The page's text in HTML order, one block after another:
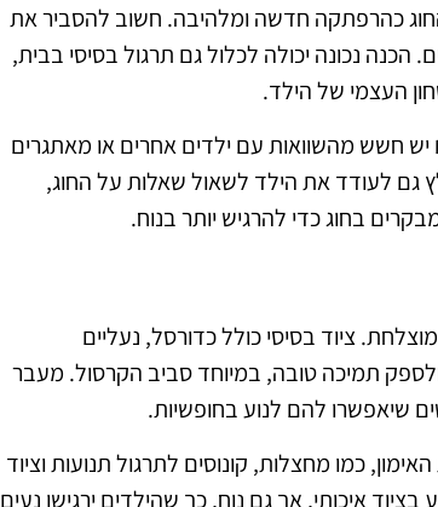
החוג כהרפתקה חדשה ומלהיבה. חשוב להסביר את
הכנה נכונה יכולה לכלול גם תרגול בסיסי בבית,
העצמי של הילד.
חשש מהשוואות עם ילדים אחרים או מאתגרים
גם לעודד את הילד לשאול שאלות על החוג,
בחוג כדי להרגיש יותר בנוח.
מוצלחת. ציוד בסיסי כולל כדורסל, נעליים
ולספק תמיכה טובה, במיוחד סביב הקרסול. מעבר
שיאפשרו להם לנוע בחופשיות.
כמו מחצלות, קונוסים לתרגול תנועות וציוד
איכותי, אך גם נוח, כך שהילדים ירגישו נעים